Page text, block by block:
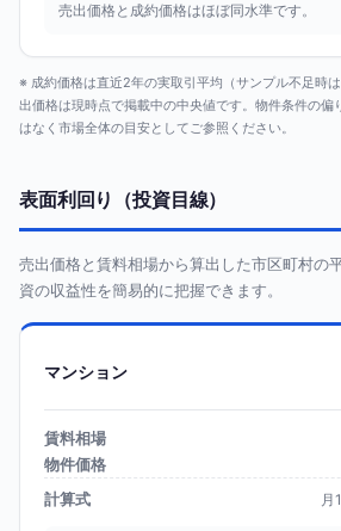
売出価格と成約価格はほぼ同水準です。
※ 成約価格は直近2年の実取引平均（サンプル不足時
出価格は現時点で掲載中の中央値です。物件条件の偏
はなく市場全体の目安としてご参照ください。
表面利回り（投資目線）
売出価格と賃料相場から算出した市区町村の
資の収益性を簡易的に把握できます。
マンション
賃料相場
物件価格
計算式 月